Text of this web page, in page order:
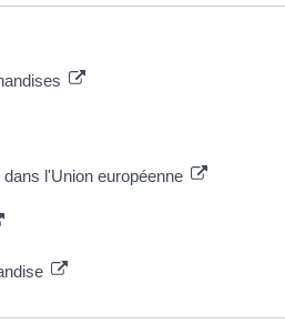
l'Union européenne